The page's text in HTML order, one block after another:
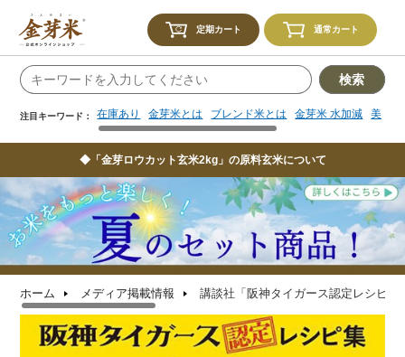
定期カート 通常カート
検索
注目キーワード： 在庫あり 金芽米とは ブレンド米とは 金芽米 水加減 美味
◆「金芽ロウカット玄米2kg」の原料玄米について
ホーム メディア掲載情報 講談社「阪神タイガース認定レシピ